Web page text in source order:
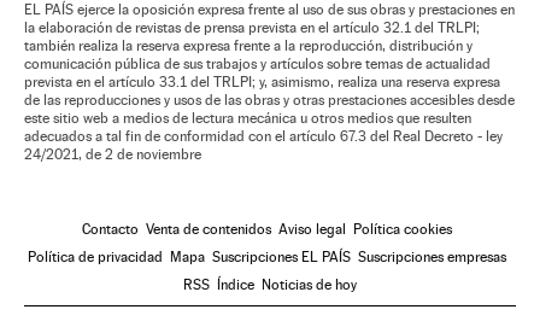
EL PAÍS ejerce la oposición expresa frente al uso de sus obras y prestaciones en
la elaboración de revistas de prensa prevista en el artículo 32.1 del TRLPI;
también realiza la reserva expresa frente a la reproducción, distribución y
comunicación pública de sus trabajos y artículos sobre temas de actualidad
prevista en el artículo 33.1 del TRLPI; y, asimismo, realiza una reserva expresa
de las reproducciones y usos de las obras y otras prestaciones accesibles desde
este sitio web a medios de lectura mecánica u otros medios que resulten
adecuados a tal fin de conformidad con el artículo 67.3 del Real Decreto - ley
24/2021, de 2 de noviembre
Contacto Venta de contenidos Aviso legal
Política cookies
Política de privacidad
Mapa Suscripciones EL PAÍS Suscripciones empresas
RSS
Índice Noticias de hoy